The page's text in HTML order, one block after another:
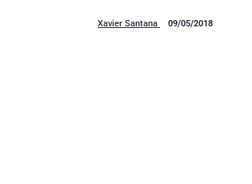
Xavier Santana 09/05/2018